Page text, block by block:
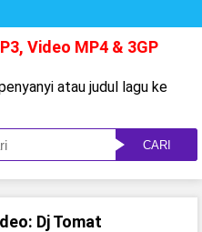
Video MP4 & 3GP
atau judul lagu ke
CARI
Dj Tomat